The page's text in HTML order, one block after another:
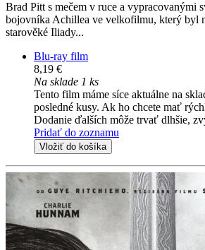
Brad Pitt s mečem v ruce a vypracovanými
bojovníka Achillea ve velkofilmu, který byl
starověké Iliady...
Blu-ray film
8,19 €
Na sklade 1 ks
Tento film máme síce aktuálne na
posledné kusy. Ak ho chcete mať
Dodanie ďalších môže trvať dlhšie,
Pridať do zoznamu
Vložiť do košíka